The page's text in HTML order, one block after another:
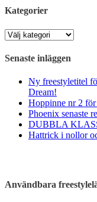
Kategorier
Kategorier
Senaste inläggen
Ny freestyletitel
Dream!
Hoppinne nr 2
Phoenix senaste
DUBBLA
Hattrick i nollor
Användbara